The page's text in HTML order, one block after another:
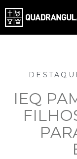
IEQ